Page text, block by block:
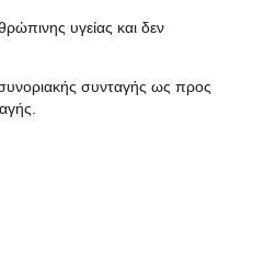
υγείας και δεν
συνταγής ως προς